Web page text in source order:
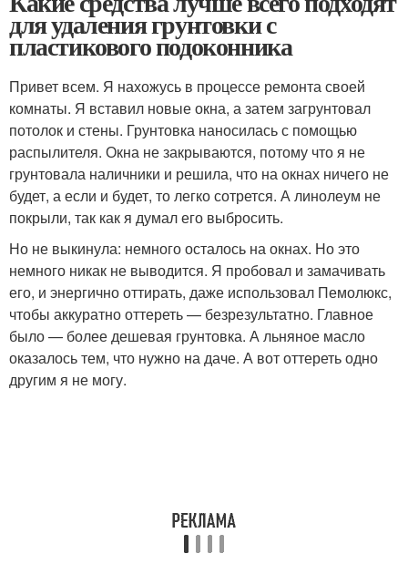
для удаления грунтовки с
пластикового подоконника
Привет всем. Я нахожусь в процессе ремонта своей
комнаты. Я вставил новые окна, а затем загрунтовал
потолок и стены. Грунтовка наносилась с помощью
распылителя. Окна не закрываются, потому что я не
грунтовала наличники и решила, что на окнах ничего не
будет, а если и будет, то легко сотрется. А линолеум не
покрыли, так как я думал его выбросить.
Но не выкинула: немного осталось на окнах. Но это
немного никак не выводится. Я пробовал и замачивать
его, и энергично оттирать, даже использовал Пемолюкс,
чтобы аккуратно оттереть — безрезультатно. Главное
было — более дешевая грунтовка. А льняное масло
оказалось тем, что нужно на даче. А вот оттереть одно
другим я не могу.